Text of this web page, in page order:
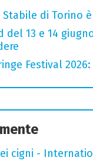
Stabile di Torino
del 13 e 14
Festival
cigni -